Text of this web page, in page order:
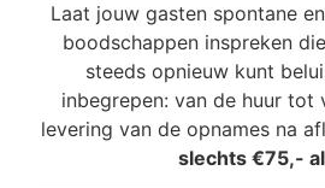
Laat jouw gasten spontane
boodschappen inspreken
steeds opnieuw kunt
inbegrepen: van de huur tot
levering van de opnames na
slechts €75,-